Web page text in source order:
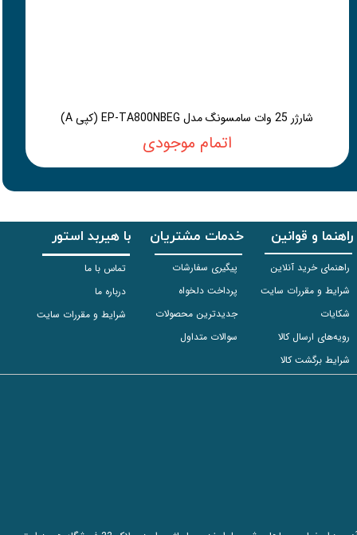
شارژر 25 وات سامسونگ مدل EP-TA800NBEG (کپی A)
اتمام موجودی
راهنما و قوانین
راهنمای خرید آنلاین
شرایط و مقررات سایت
شکایات
رویه‌های ارسال کالا
شرایط برگشت کالا
خدمات مشتریان
پیگیری سفارشات
پرداخت دلخواه
جدیدترین محصولات
سوالات متداول
با هیربد استور
تماس با ما
درباره ما
شرایط و مقررات سایت